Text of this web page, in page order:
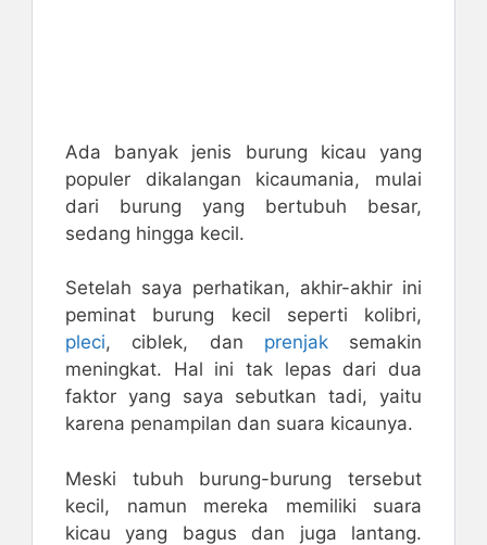
Ada banyak jenis burung kicau yang
populer dikalangan kicaumania, mulai
dari burung yang bertubuh besar,
sedang hingga kecil.
Setelah saya perhatikan, akhir-akhir ini
peminat burung kecil seperti kolibri,
pleci, ciblek, dan prenjaksemakin
meningkat. Hal ini tak lepas dari dua
faktor yang saya sebutkan tadi, yaitu
karena penampilan dan suara kicaunya.
Meski tubuh burung-burung tersebut
kecil, namun mereka memiliki suara
kicau yang bagus dan juga lantang.